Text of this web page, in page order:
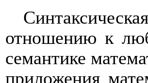
отношению к
семантике
приложения